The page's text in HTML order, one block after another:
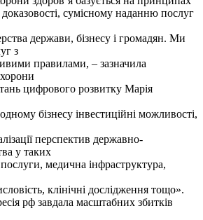
сумісному наданню послуг
держави, бізнесу і громадян. Ми
з
правилами, – зазначила
цифрового розвитку Марія
бізнесу інвестиційні можливості,
перспектив державно-
у таких
медична інфраструктура,
клінічні дослідження тощо».
рф завдала масштабних збитків